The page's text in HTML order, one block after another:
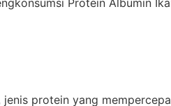
protein yang